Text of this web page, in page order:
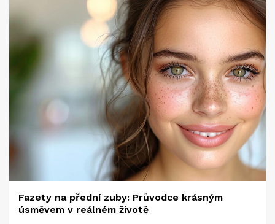
Fazety na přední zuby: Průvodce krásným
úsměvem v reálném životě